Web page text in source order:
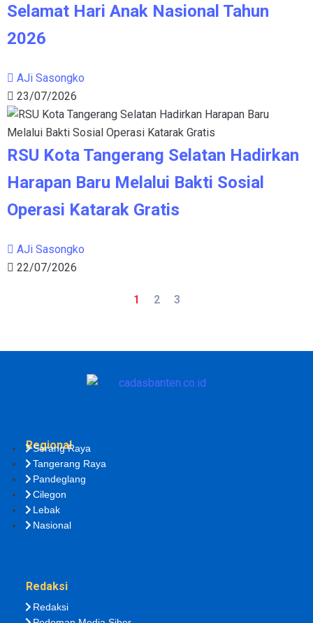
Selamat Hari Anak Nasional Tahun
2026
AJi Sasongko
23/07/2026
RSU Kota Tangerang Selatan Hadirkan
Harapan Baru Melalui Bakti Sosial
Operasi Katarak Gratis
AJi Sasongko
22/07/2026
1 2 3
Regional
Serang Raya
Tangerang Raya
Pandeglang
Cilegon
Lebak
Nasional
Redaksi
Redaksi